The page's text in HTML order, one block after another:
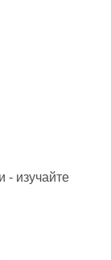
- изучайте